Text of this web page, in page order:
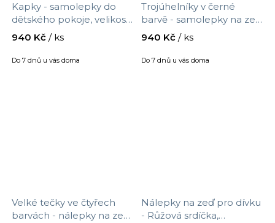
Kapky - samolepky do
dětského pokoje, velikost
90 x 30 cm, 9538f
Do 7 dnů u vás doma
940 Kč / ks
Trojúhelníky v černé
barvě - samolepky na zeď,
velikost 90 x 30 cm, 9537f
Do 7 dnů u vás doma
940 Kč / ks
Velké tečky ve čtyřech
barvách - nálepky na zeď,
Nálepky na zeď pro dívku
- Růžová srdíčka,